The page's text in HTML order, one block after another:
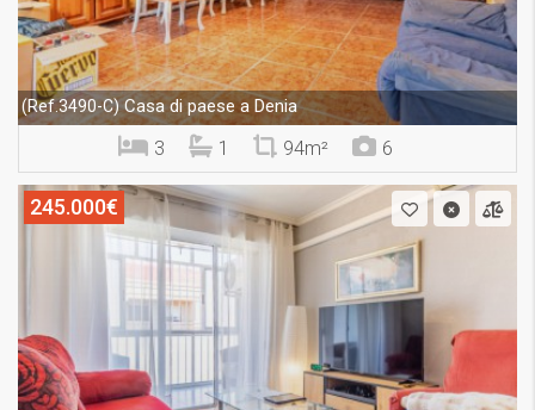
(Ref.3490-C)Casa di paese a Denia
3 1 94m² 6
245.000€